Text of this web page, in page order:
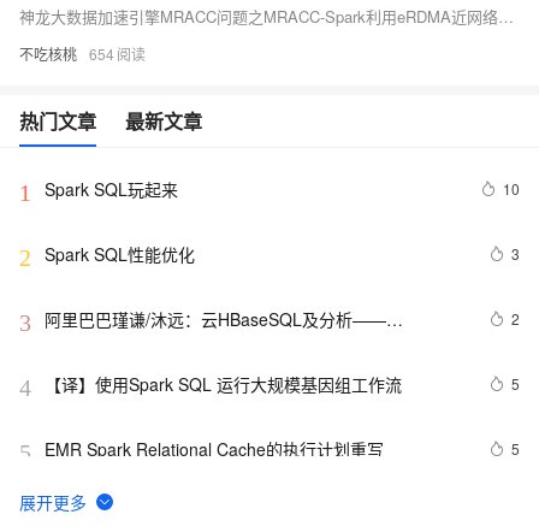
神龙大数据加速引擎MRACC问题之MRACC-Spark利用eRDMA近网络优化插件来提升性能如何解决
不吃核桃 654
热门文章 最新文章
1 Spark SQL玩起来 10
2 Spark SQL性能优化 3
3
阿里巴巴瑾谦/沐远：云HBaseSQL及分析——
2
4 【译】使用Spark SQL 运行大规模基因组工作流 5
5 EMR Spark Relational Cache的执行计划重写 5
6 钉钉群直播【Spark Relational Cache 原理和实践】